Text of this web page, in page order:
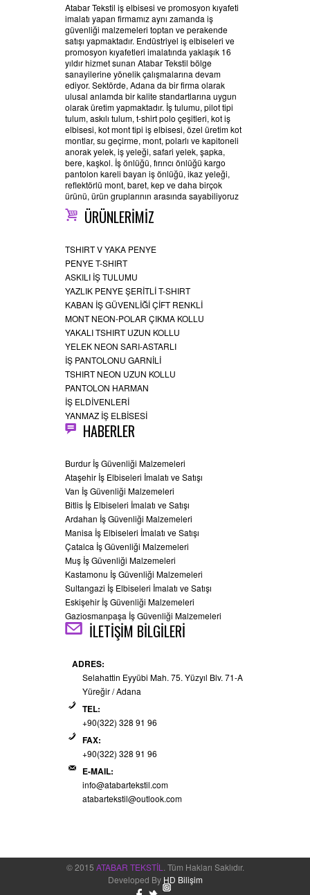
Atabar Tekstil iş elbisesi ve promosyon kıyafeti
imalatı yapan firmamız aynı zamanda iş
güvenliği malzemeleri toptan ve perakende
satışı yapmaktadır. Endüstriyel iş elbiseleri ve
promosyon kıyafetleri imalatında yaklaşık 16
yıldır hizmet sunan Atabar Tekstil bölge
sanayilerine yönelik çalışmalarına devam
ediyor. Sektörde, Adana da bir firma olarak
ulusal anlamda bir kalite standartlarına uygun
olarak üretim yapmaktadır. İş tulumu, pilot tipi
tulum, askılı tulum, t-shirt polo çeşitleri, kot iş
elbisesi, kot mont tipi iş elbisesi, özel üretim kot
montlar, su geçirme, mont, polarlı ve kapitoneli
anorak yelek, iş yeleği, safari yelek, şapka,
bere, kaşkol. İş önlüğü, fırıncı önlüğü kargo
pantolon kareli bayan iş önlüğü, ikaz yeleği,
reflektörlü mont, baret, kep ve daha birçok
ürünü, ürün gruplarının arasında sayabiliyoruz
ÜRÜNLERİMİZ
TSHIRT V YAKA PENYE
PENYE T-SHIRT
ASKILI İŞ TULUMU
YAZLIK PENYE ŞERİTLİ T-SHIRT
KABAN İŞ GÜVENLİĞİ ÇİFT RENKLİ
MONT NEON-POLAR ÇIKMA KOLLU
YAKALI TSHIRT UZUN KOLLU
YELEK NEON SARI-ASTARLI
İŞ PANTOLONU GARNİLİ
TSHIRT NEON UZUN KOLLU
PANTOLON HARMAN
İŞ ELDİVENLERİ
YANMAZ İŞ ELBİSESİ
HABERLER
Burdur İş Güvenliği Malzemeleri
Ataşehir İş Elbiseleri İmalatı ve Satışı
Van İş Güvenliği Malzemeleri
Bitlis İş Elbiseleri İmalatı ve Satışı
Ardahan İş Güvenliği Malzemeleri
Manisa İş Elbiseleri İmalatı ve Satışı
Çatalca İş Güvenliği Malzemeleri
Muş İş Güvenliği Malzemeleri
Kastamonu İş Güvenliği Malzemeleri
Sultangazi İş Elbiseleri İmalatı ve Satışı
Eskişehir İş Güvenliği Malzemeleri
Gaziosmanpaşa İş Güvenliği Malzemeleri
İLETİŞİM BİLGİLERİ
ADRES:
Selahattin Eyyübi Mah. 75. Yüzyıl Blv. 71-A
Yüreğir / Adana
TEL:
+90(322) 328 91 96
FAX:
+90(322) 328 91 96
E-MAIL:
info@atabartekstil.com
atabartekstil@outlook.com
© 2015 ATABAR TEKSTİL
. Tüm Hakları Saklıdır.
Developed By HD Bilişim